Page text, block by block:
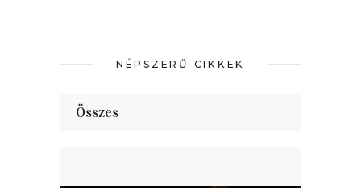
NÉPSZERŰ CIKKEK
Összes